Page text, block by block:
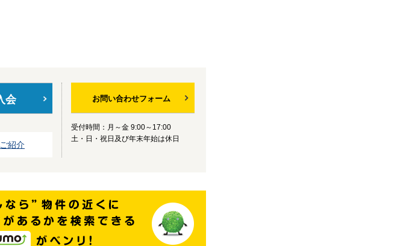
会
紹介
お問い合わせフォーム
受付時間：月～金 9:00～17:00
土・日・祝日及び年末年始は休日